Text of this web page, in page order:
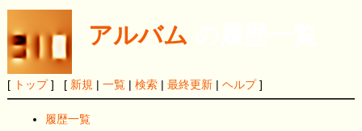
アルバム
[ トップ] [ 新規 | 一覧| 検索| 最終更新| ヘルプ]
履歴一覧